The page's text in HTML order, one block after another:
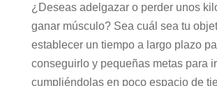
¿Deseas adelgazar o perder unos
ganar músculo? Sea cuál sea tu
establecer un tiempo a largo plazo
conseguirlo y pequeñas metas para ir
cumpliéndolas en poco espacio de